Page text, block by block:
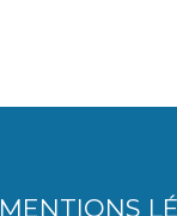
MENTIONS